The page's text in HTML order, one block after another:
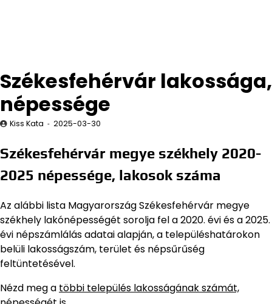
Székesfehérvár lakossága,
népessége
Kiss Kata 2025-03-30
Székesfehérvár megye székhely 2020-
2025 népessége, lakosok száma
Az alábbi lista Magyarország Székesfehérvár megye
székhely lakónépességét sorolja fel a 2020. évi és a 2025.
évi népszámlálás adatai alapján,a településhatárokon
belüli lakosságszám, terület és népsűrűség
feltüntetésével.
Nézd meg a többi település lakosságának számát,